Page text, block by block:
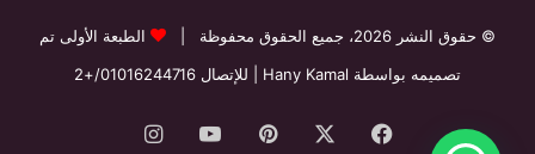
© حقوق النشر 2026، جميع الحقوق محفوظة |
الطبعة الأولى تم
تصميمه بواسطة Hany Kamal
| للإتصال 01016244716/+2
فيسبوك بينتيريست‫YouTube